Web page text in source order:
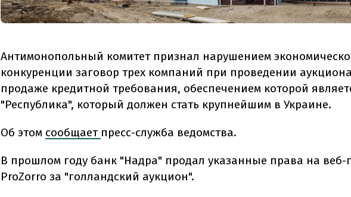
Антимонопольный комитет признал нарушением
конкуренции заговор трех компаний при проведении
продаже кредитной требования, обеспечением которой
"Республика", который должен стать крупнейшим в Украине.
Об этом сообщает пресс-служба ведомства.
В прошлом году банк "Надра" продал указанные права на веб-
ProZorro за "голландский аукцион".